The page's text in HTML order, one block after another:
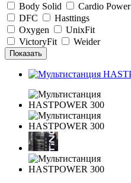
Body Solid
Cardio Power
DFC
Hasttings
Oxygen
UnixFit
VictoryFit
Weider